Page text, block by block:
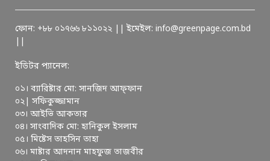
ফোন: +৮৮ ০১৭৬৬ ৮১১০২২ || ইমেইল: info@greenpage.com.bd
ইডিটর প্যানেল:
০১। ব্যারিষ্টার মো: সানজিদ আফ্ফান
০২| সফিকুজ্জামান
০৩। আইভি আকতার
০৪। সাংবাদিক মো: হানিকুল ইসলাম
০৫। মিষ্টেস তাহসিন তাহা
০৬। মাষ্টার আদনান মাহফুজ তাজবীর